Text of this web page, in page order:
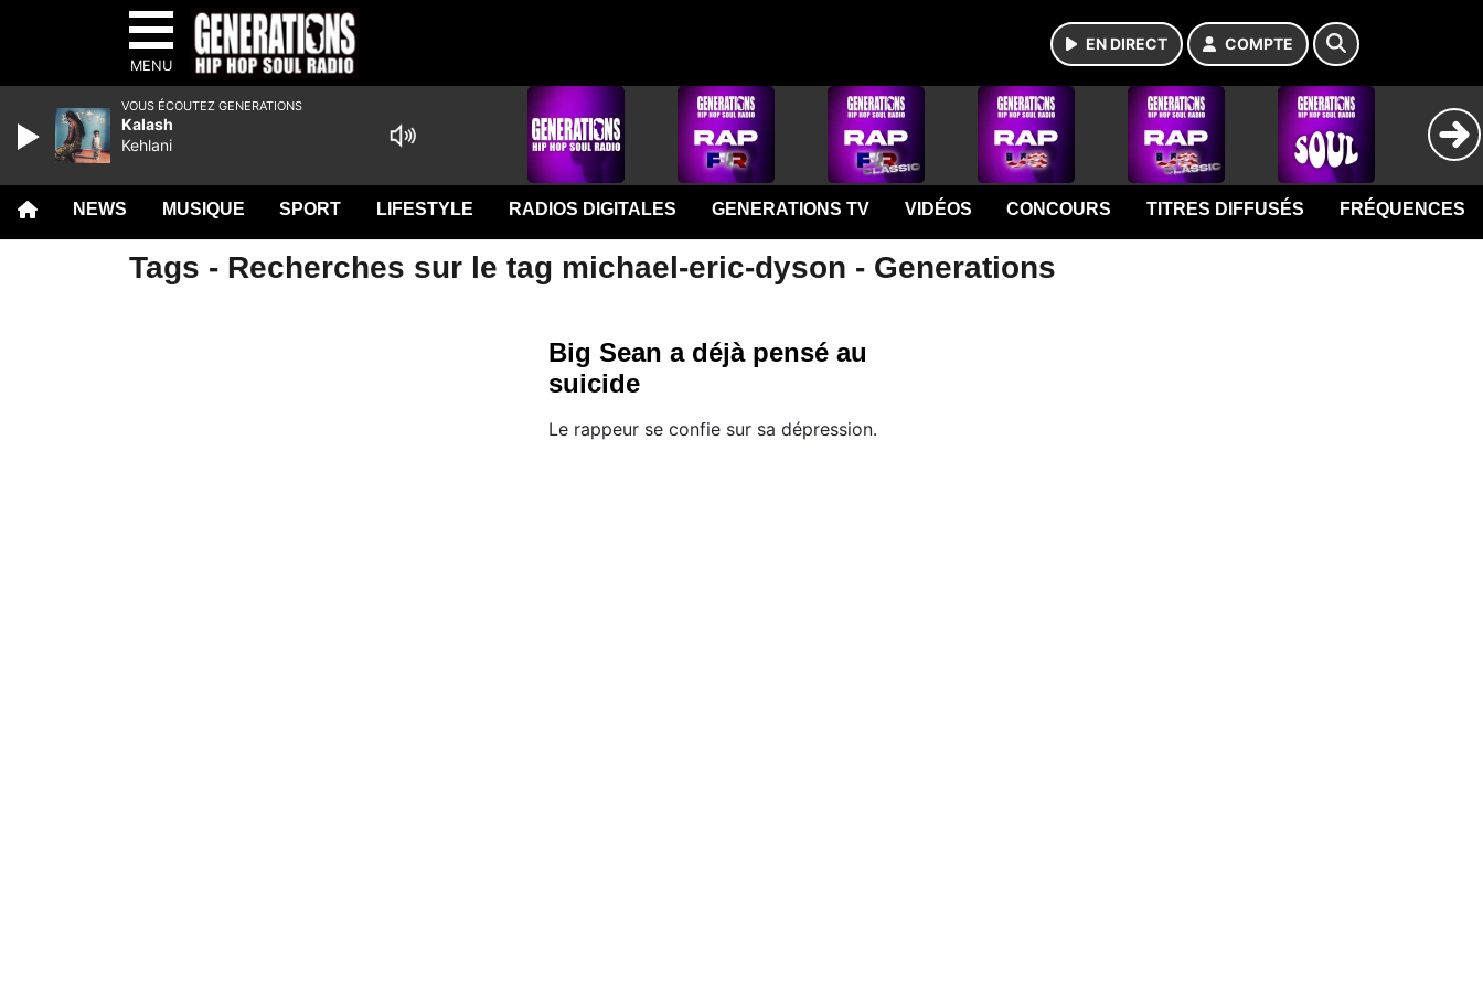
MENU
EN DIRECT COMPTE
NEWS MUSIQUE SPORT LIFESTYLE RADIOS DIGITALES GENERATIONS TV VIDÉOS CONCOURS TITRES DIFFUSÉS FRÉQUENCES
Tags - Recherches sur le tag michael-eric-dyson - Generations
Big Sean a déjà pensé au
suicide
Le rappeur se confie sur sa dépression.
VOUS ÉCOUTEZ GENERATIONS
Kalash
Kehlani